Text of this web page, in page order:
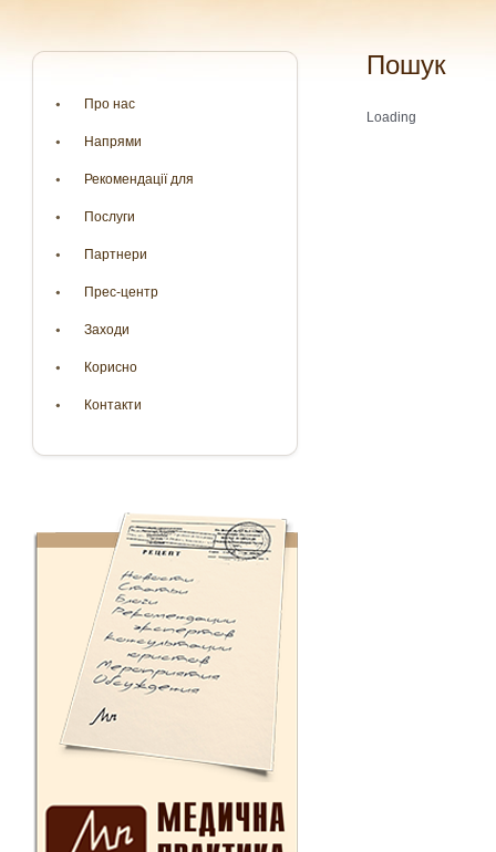
Про нас
Напрями
Рекомендації для
Послуги
Партнери
Прес-центр
Заходи
Корисно
Контакти
Пошук
Loading